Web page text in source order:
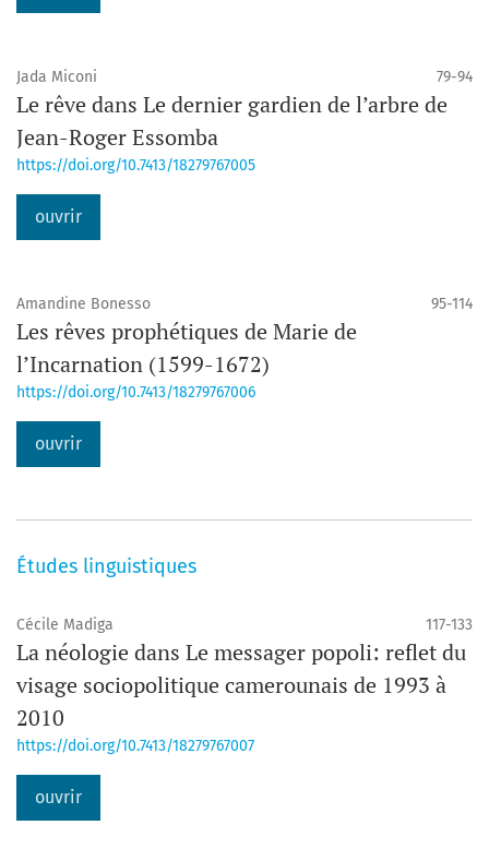
Jada Miconi 79-94
Le rêve dans Le dernier gardien de l’arbre de
Jean-Roger Essomba
https://doi.org/10.7413/18279767005
ouvrir
Amandine Bonesso 95-114
Les rêves prophétiques de Marie de
l’Incarnation (1599-1672)
https://doi.org/10.7413/18279767006
ouvrir
Études linguistiques
Cécile Madiga 117-133
La néologie dans Le messager popoli: reflet du
visage sociopolitique camerounais de 1993 à
2010
https://doi.org/10.7413/18279767007
ouvrir